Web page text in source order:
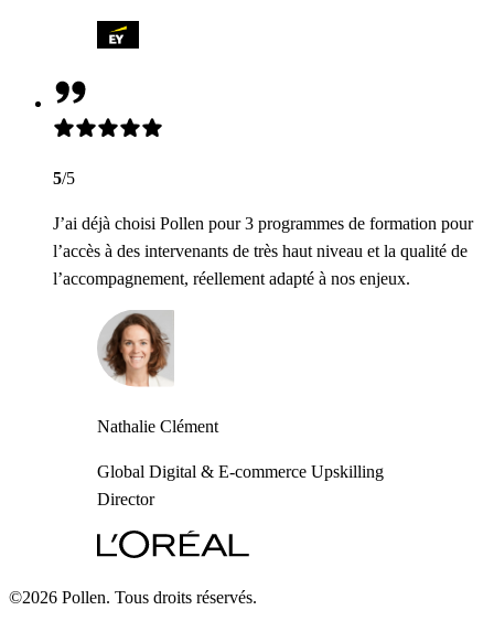
5/5
J’ai déjà choisi Pollen pour 3 programmes de formation pour
l’accès à des intervenants de très haut niveau et la qualité de
l’accompagnement, réellement adapté à nos enjeux.
Nathalie Clément
Global Digital & E-commerce Upskilling
Director
©2026 Pollen. Tous droits réservés.